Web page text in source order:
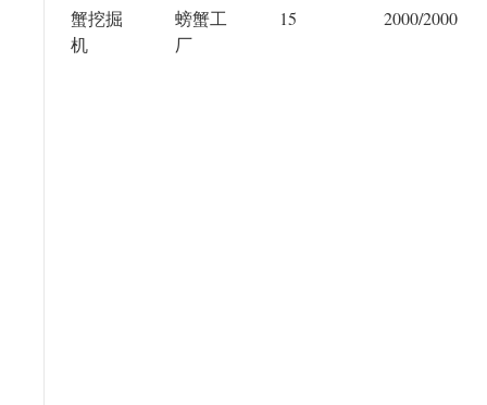
蟹挖掘
机
螃蟹工
厂
15 2000/2000